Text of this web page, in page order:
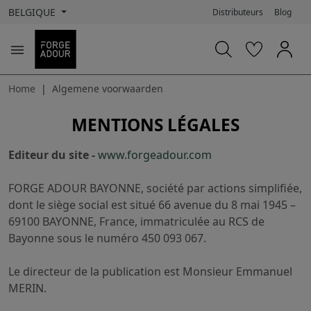
BELGIQUE Distributeurs Blog

Home Algemene voorwaarden
MENTIONS LÉGALES
Editeur du site -www.forgeadour.com
FORGE ADOUR BAYONNE, société par actions simplifiée,
dont le siège social est situé 66 avenue du 8 mai 1945 –
69100 BAYONNE, France, immatriculée au RCS de
Bayonne sous le numéro 450 093 067.
Le directeur de la publication est Monsieur Emmanuel
MERIN.